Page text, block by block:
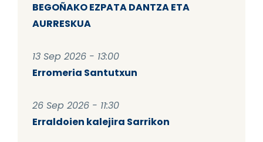
BEGOÑAKO EZPATA DANTZA ETA
AURRESKUA
13 Sep 2026 - 13:00
Erromeria Santutxun
26 Sep 2026 - 11:30
Erraldoien kalejira Sarrikon